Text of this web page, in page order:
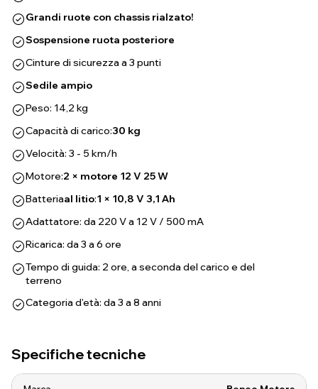
Grandi ruote con chassis rialzato!
Sospensione ruota posteriore
Cinture di sicurezza a 3 punti
Sedile ampio
Peso: 14,2 kg
Capacità di carico:30 kg
Velocità: 3 - 5 km/h
Motore:2 × motore 12 V 25 W
Batteriaal litio:1 × 10,8 V 3,1 Ah
Adattatore: da 220 V a 12 V / 500 mA
Ricarica: da 3 a 6 ore
Tempo di guida: 2 ore, a seconda del carico e del
terreno
Categoria d'età: da 3 a 8 anni
Specifiche tecniche